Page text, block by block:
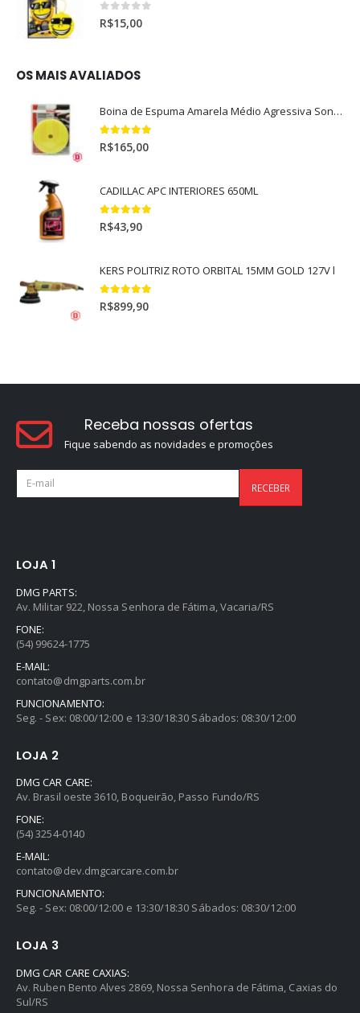
0out of 5
R$15,00
OS MAIS AVALIADOS
Boina de Espuma Amarela Médio Agressiva Sonax (5")
5.00out of 5
R$165,00
CADILLAC APC INTERIORES 650ML
5.00out of 5
R$43,90
KERS POLITRIZ ROTO ORBITAL 15MM GOLD 127V l
5.00out of 5
R$899,90
Receba nossas ofertas
Fique sabendo as novidades e promoções
LOJA 1
DMG PARTS:
Av. Militar 922, Nossa Senhora de Fátima, Vacaria/RS
FONE:
(54) 99624-1775
E-MAIL:
contato@dmgparts.com.br
FUNCIONAMENTO:
Seg. - Sex: 08:00/12:00 e 13:30/18:30 Sábados: 08:30/12:00
LOJA 2
DMG CAR CARE:
Av. Brasil oeste 3610, Boqueirão, Passo Fundo/RS
FONE:
(54) 3254-0140
E-MAIL:
contato@dev.dmgcarcare.com.br
FUNCIONAMENTO:
Seg. - Sex: 08:00/12:00 e 13:30/18:30 Sábados: 08:30/12:00
LOJA 3
DMG CAR CARE CAXIAS:
Av. Ruben Bento Alves 2869, Nossa Senhora de Fátima, Caxias do
Sul/RS